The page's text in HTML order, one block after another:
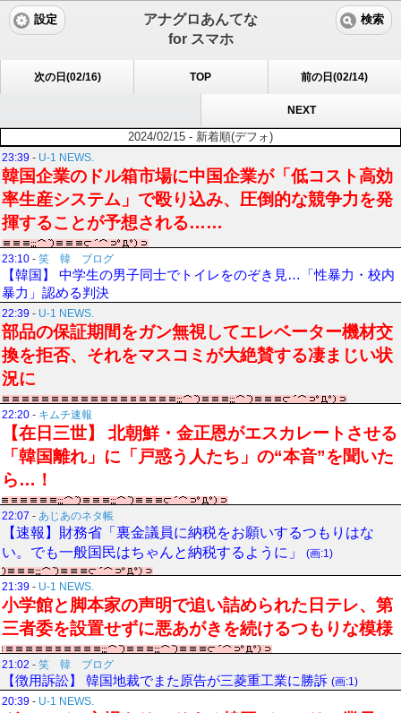
アナグロあんてな
for スマホ
設定 検索
次の日(02/16) TOP 前の日(02/14)
NEXT
2024/02/15 - 新着順(デフォ)
23:39 - U-1 NEWS.
韓国企業のドル箱市場に中国企業が「低コスト高効
率生産システム」で殴り込み、圧倒的な競争力を発
揮することが予想される……
23:10 - 笑 韓 ブログ
【韓国】 中学生の男子同士でトイレをのぞき見…「性暴力・校内
暴力」認める判決
22:39 - U-1 NEWS.
部品の保証期間をガン無視してエレベーター機材交
換を拒否、それをマスコミが大絶賛する凄まじい状
況に
22:20 - キムチ速報
【在日三世】 北朝鮮・金正恩がエスカレートさせる
「韓国離れ」に「戸惑う人たち」の“本音”を聞いた
ら…！
22:07 - あじあのネタ帳
【速報】財務省「裏金議員に納税をお願いするつもりはな
い。でも一般国民はちゃんと納税するように」
(画:1)
21:39 - U-1 NEWS.
小学館と脚本家の声明で追い詰められた日テレ、第
三者委を設置せずに悪あがきを続けるつもりな模様
21:02 - 笑 韓 ブログ
【徴用訴訟】 韓国地裁でまた原告が三菱重工業に勝訴 (画:1)
20:39 - U-1 NEWS.